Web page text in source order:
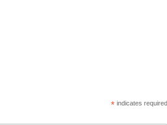
* indicates required